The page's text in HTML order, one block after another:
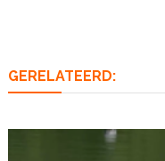
GERELATEERD: